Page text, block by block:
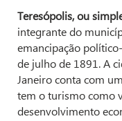
Teresópolis, ou
integrante do
emancipação
de julho de 1891. A
Janeiro conta com
tem o turismo como
desenvolvimento